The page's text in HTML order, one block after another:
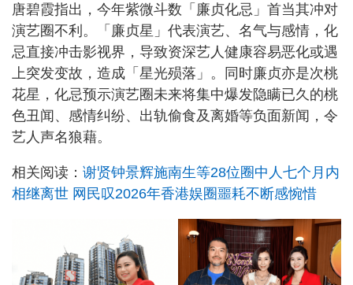
唐碧霞指出，今年紫微斗数「廉贞化忌」首当其冲对
演艺圈不利。「廉贞星」代表演艺、名气与感情，化
忌直接冲击影视界，导致资深艺人健康容易恶化或遇
上突发变故，造成「星光殒落」。同时廉贞亦是次桃
花星，化忌预示演艺圈未来将集中爆发隐瞒已久的桃
色丑闻、感情纠纷、出轨偷食及离婚等负面新闻，令
艺人声名狼藉。
相关阅读： 谢贤钟景辉施南生等28位圈中人七个月内
相继离世 网民叹2026年香港娱圈噩耗不断感惋惜